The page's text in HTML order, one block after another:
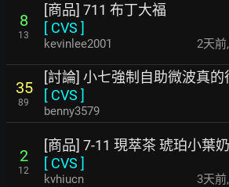
8
13
[商品] 711 布丁大福
[ CVS ]
kevinlee2001 2天前,
35
89
[討論] 小七強制自助微波真的
[ CVS ]
benny3579
2
12
[商品] 7-11 現萃茶 琥珀小葉
[ CVS ]
kvhiucn 3天前,